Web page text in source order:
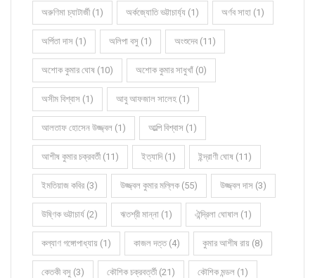
অরুণিমা চ্যাটার্জী (1) অর্কজ্যোতি ভট্টাচার্য্য (1) অর্ণব সাহা (1)
অর্পিতা দাস (1) অলিপা বসু (1) অংশুদেব (11)
অশোক কুমার ঘোষ (10) অশোক কুমার সাধুখাঁ (0)
অসীম বিশ্বাস (1) আবু আফজাল সালেহ (1)
আলতাফ হোসেন উজ্জ্বল (1) আল্পি বিশ্বাস (1)
আশীষ কুমার চক্রবর্তী (11) ইত্যাদি (1) ইন্দ্রাণী ঘোষ (11)
ইমতিয়াজ কবির (3) উজ্জ্বল কুমার মল্লিক (55) উজ্জ্বল দাস (3)
উষ্ণিক ভট্টাচার্য (2) ঋতশ্রী মান্না (1) ঐন্দ্রিলা ঘোষাল (1)
কল্যাণ গঙ্গোপাধ্যায় (1) কাজল দত্ত (4) কুমার আশীষ রায় (8)
কেতকী বসু (3) কৌশিক চক্রবর্ত্তী (21) কৌশিক মন্ডল (1)